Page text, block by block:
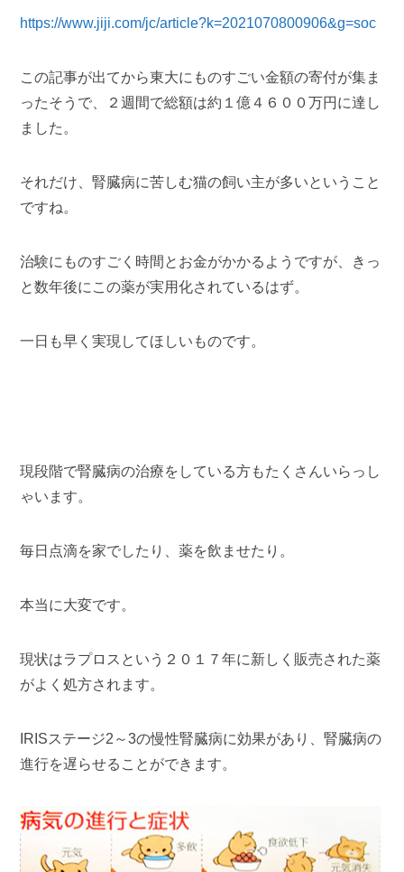
https://www.jiji.com/jc/article?k=2021070800906&g=soc
この記事が出てから東大にものすごい金額の寄付が集ま
ったそうで、２週間で総額は約１億４６００万円に達し
ました。
それだけ、腎臓病に苦しむ猫の飼い主が多いということ
ですね。
治験にものすごく時間とお金がかかるようですが、きっ
と数年後にこの薬が実用化されているはず。
一日も早く実現してほしいものです。
現段階で腎臓病の治療をしている方もたくさんいらっし
ゃいます。
毎日点滴を家でしたり、薬を飲ませたり。
本当に大変です。
現状はラプロスという２０１７年に新しく販売された薬
がよく処方されます。
IRISステージ2～3の慢性腎臓病に効果があり、腎臓病の
進行を遅らせることができます。